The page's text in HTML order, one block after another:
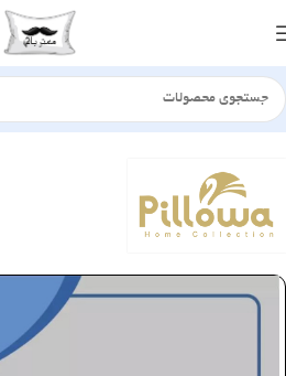
خانه بالش الیافی